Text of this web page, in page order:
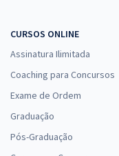
CURSOS ONLINE
Assinatura Ilimitada
Coaching para Concursos
Exame de Ordem
Graduação
Pós-Graduação